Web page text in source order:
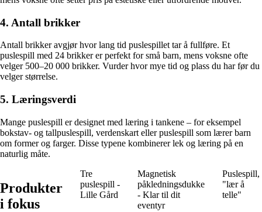
4. Antall brikker
Antall brikker avgjør hvor lang tid puslespillet tar å fullføre. Et
puslespill med 24 brikker er perfekt for små barn, mens voksne ofte
velger 500–20 000 brikker. Vurder hvor mye tid og plass du har før du
velger størrelse.
5. Læringsverdi
Mange puslespill er designet med læring i tankene – for eksempel
bokstav- og tallpuslespill, verdenskart eller puslespill som lærer barn
om former og farger. Disse typene kombinerer lek og læring på en
naturlig måte.
Produkter
i fokus
Tre
puslespill -
Lille Gård
Magnetisk
påkledningsdukke
- Klar til dit
eventyr
Puslespill,
"lær å
telle"